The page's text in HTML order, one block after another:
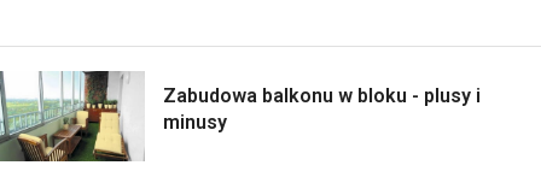
Zabudowa balkonu w bloku - plusy i
minusy